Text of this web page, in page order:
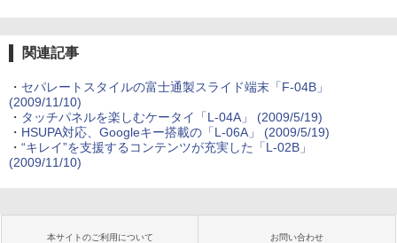
関連記事
・ セパレートスタイルの富士通製スライド端末「F-04B」
(2009/11/10)
・ タッチパネルを楽しむケータイ「L-04A」
(2009/5/19)
・ HSUPA対応、Googleキー搭載の「L-06A」
(2009/5/19)
・ “キレイ”を支援するコンテンツが充実した「L-02B」
(2009/11/10)
本サイトのご利用について お問い合わせ